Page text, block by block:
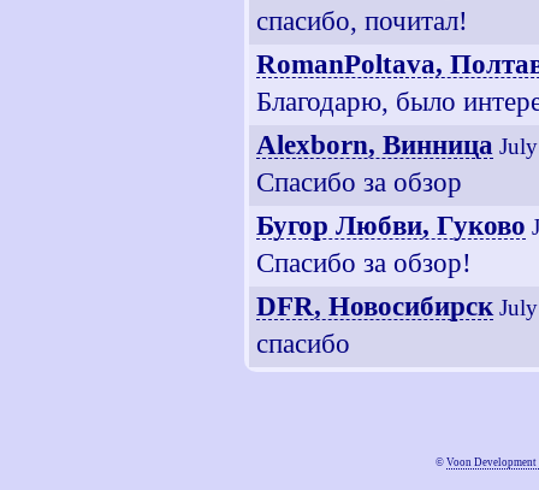
спасибо, почитал!
RomanPoltava,
Благодарю, было
Alexborn, Винница
Спасибо за обзор
Бугор Любви, Гуково
Спасибо за обзор!
DFR, Новосибирск
спасибо
© Voon Development